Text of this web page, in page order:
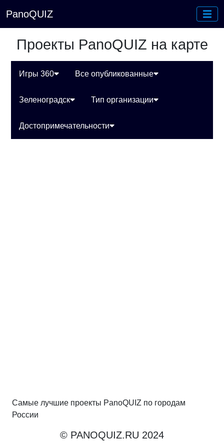
PanoQUIZ
Проекты PanoQUIZ на карте
Игры 360 Все опубликованные
Зеленоградск Тип организации
Достопримечательности
Самые лучшие проекты PanoQUIZ по городам
России
© PANOQUIZ.RU 2024